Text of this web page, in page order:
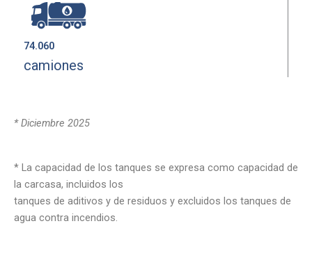
74.060
camiones
* Diciembre 2025
* La capacidad de los tanques se expresa como capacidad de
la carcasa, incluidos los
tanques de aditivos y de residuos y excluidos los tanques de
agua contra incendios.